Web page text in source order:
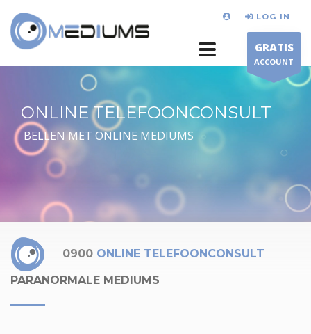
LOG IN
GRATIS
ACCOUNT
ONLINE TELEFOONCONSULT
BELLEN MET ONLINE MEDIUMS
0900 ONLINE TELEFOONCONSULT
PARANORMALE MEDIUMS